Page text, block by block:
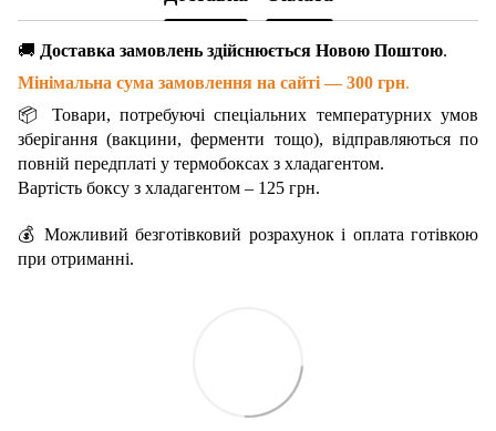
🚚 Доставка замовлень здійснюється Новою Поштою.
Мінімальна сума замовлення на сайті — 300 грн.
📦 Товари, потребуючі спеціальних температурних умов
зберігання (вакцини, ферменти тощо), відправляються по
повній передплаті у термобоксах з хладагентом.
Вартість боксу з хладагентом – 125 грн.
💰 Можливий безготівковий розрахунок і оплата готівкою
при отриманні.